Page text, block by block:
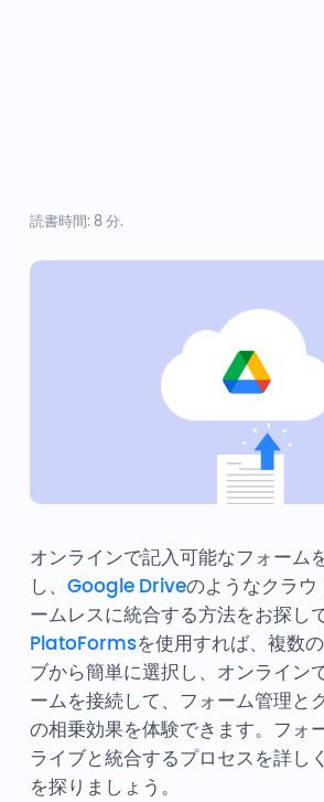
読書時間: 8 分.
オンラインで記入可能なフォーム
し、 Google Driveのようなクラ
ームレスに統合する方法をお探し
PlatoFormsを使用すれば、複数
ブから簡単に選択し、オンライン
ームを接続して、フォーム管理と
の相乗効果を体験できます。フォ
ライブと統合するプロセスを詳し
を探りましょう。